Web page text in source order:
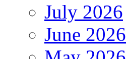
July 2026
June 2026